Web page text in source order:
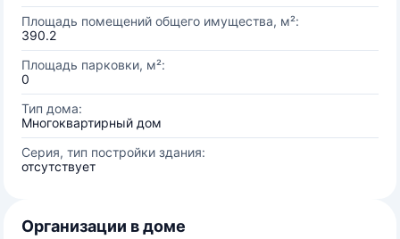
Площадь помещений общего имущества, м²:
390.2
Площадь парковки, м²:
0
Тип дома:
Многоквартирный дом
Серия, тип постройки здания:
отсутствует
Организации в доме